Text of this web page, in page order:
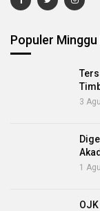
Populer Minggu
3
1